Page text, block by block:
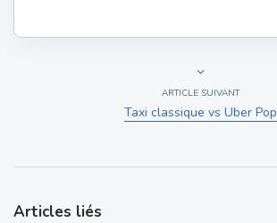
ARTICLE SUIVANT
Taxi classique vs Uber Pop
Articles liés